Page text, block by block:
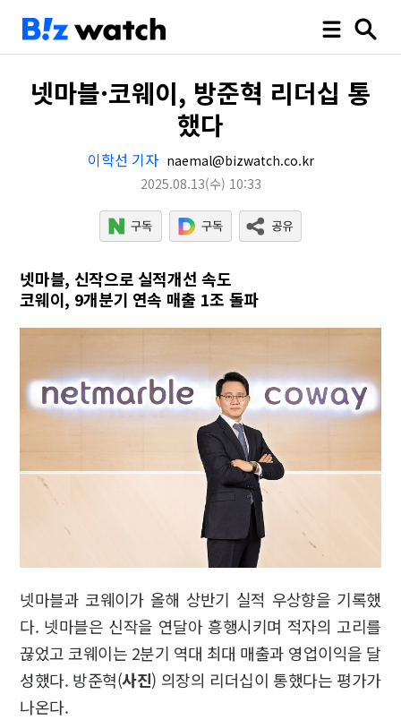
넷마블·코웨이, 방준혁 리더십 통
했다
이학선 기자 naemal@bizwatch.co.kr
2025.08.13(수) 10:33
넷마블, 신작으로 실적개선 속도
코웨이, 9개분기 연속 매출 1조 돌파
넷마블과 코웨이가 올해 상반기 실적 우상향을 기록했
다. 넷마블은 신작을 연달아 흥행시키며 적자의 고리를
끊었고 코웨이는 2분기 역대 최대 매출과 영업이익을 달
성했다. 방준혁(사진) 의장의 리더십이 통했다는 평가가
나온다.